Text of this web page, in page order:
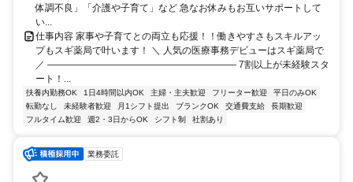
体調不良」「介護や子育て」など 急なお休みもお互いサポートして
い...
仕事内容 家事や子育てとの両立も応援！！働きやすさもスキルアッ
プもスギ薬局で叶います！ ＼ 人気の医療事務デビューはスギ薬局で
／ ―――――――――――――――――――― 7割以上が未経験スタ
ート！...
扶養内勤務OK 1日4時間以内OK 主婦・主夫歓迎 フリーター歓迎
平日のみOK
転勤なし
未経験者歓迎 月1シフト提出 ブランクOK 交通費支給
長期歓迎
フルタイム歓迎
週2・3日からOK シフト制 社割あり
業務委託